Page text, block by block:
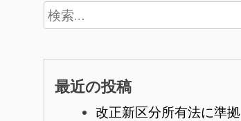
検
索:
最近の投稿
改正新区分所有法に準拠